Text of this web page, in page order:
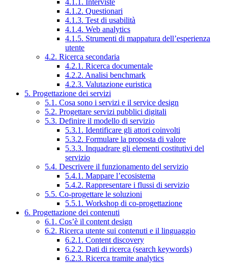
4.1.1. Interviste
4.1.2. Questionari
4.1.3. Test di usabilità
4.1.4. Web analytics
4.1.5. Strumenti di mappatura dell’esperienza
utente
4.2. Ricerca secondaria
4.2.1. Ricerca documentale
4.2.2. Analisi benchmark
4.2.3. Valutazione euristica
5. Progettazione dei servizi
5.1. Cosa sono i servizi e il service design
5.2. Progettare servizi pubblici digitali
5.3. Definire il modello di servizio
5.3.1. Identificare gli attori coinvolti
5.3.2. Formulare la proposta di valore
5.3.3. Inquadrare gli elementi costitutivi del
servizio
5.4. Descrivere il funzionamento del servizio
5.4.1. Mappare l’ecosistema
5.4.2. Rappresentare i flussi di servizio
5.5. Co-progettare le soluzioni
5.5.1. Workshop di co-progettazione
6. Progettazione dei contenuti
6.1. Cos’è il content design
6.2. Ricerca utente sui contenuti e il linguaggio
6.2.1. Content discovery
6.2.2. Dati di ricerca (search keywords)
6.2.3. Ricerca tramite analytics